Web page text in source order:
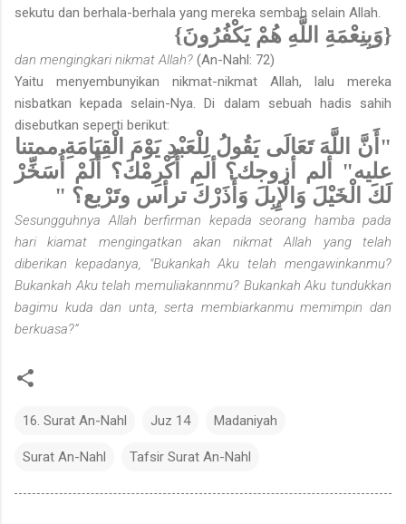
sekutu dan berhala-berhala yang mereka sembah selain Allah.
{وَبِنِعْمَةِ اللَّهِ هُمْ يَكْفُرُونَ}
dan mengingkari nikmat Allah? (An-Nahl: 72)
Yaitu menyembunyikan nikmat-nikmat Allah, lalu mereka
nisbatkan kepada selain-Nya. Di dalam sebuah hadis sahih
disebutkan seperti berikut:
"أَنَّ اللَّهَ تَعَالَى يَقُولُ لِلْعَبْدِ يَوْمَ الْقِيَامَةِ ممتنا
عليه" ألم أزوجك؟ ألم
أُكْرِمْكَ؟ أَلَمْ أُسَخِّرْ
لَكَ الْخَيْلَ وَالْإِبِلَ وَأَذَرْكَ ترأس وتَرْبع؟ "
Sesungguhnya Allah berfirman kepada seorang hamba pada
hari kiamat mengingatkan akan nikmat Allah yang telah
diberikan kepadanya, "Bukankah Aku telah mengawinkanmu?
Bukankah Aku telah memuliakannmu? Bukankah Aku tundukkan
bagimu kuda dan unta, serta membiarkanmu memimpin dan
berkuasa?”
16. Surat An-Nahl Juz 14 Madaniyah
Surat An-Nahl Tafsir Surat An-Nahl